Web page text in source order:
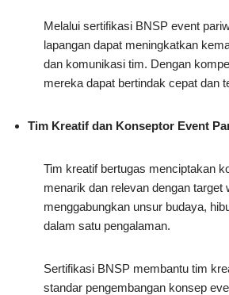
Melalui sertifikasi BNSP event
lapangan dapat meningkatkan
dan komunikasi tim. Dengan
mereka dapat bertindak cepat dan
Tim Kreatif dan Konseptor Event
Tim kreatif bertugas menciptakan
menarik dan relevan dengan target
menggabungkan unsur budaya,
dalam satu pengalaman.
Sertifikasi BNSP membantu tim
standar pengembangan konsep